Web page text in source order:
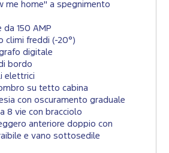
me home" a spegnimento
150 AMP
climi freddi (-20°)
digitale
bordo
elettrici
su tetto cabina
con oscuramento graduale
8 vie con bracciolo
anteriore doppio con
e vano sottosedile